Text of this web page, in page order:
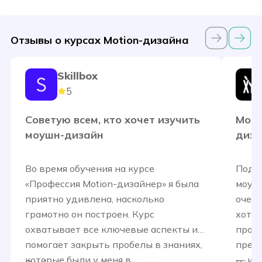
Отзывы о курсах Motion-дизайна
Skillbox
5
Советую всем, кто хочет изучить
моушн-дизайн
Во время обучения на курсе
«Профессия Motion-дизайнер» я была
приятно удивлена, насколько
грамотно он построен. Курс
охватывает все ключевые аспекты и
помогает закрыть пробелы в знаниях,
которые были у меня в
Мой
— их